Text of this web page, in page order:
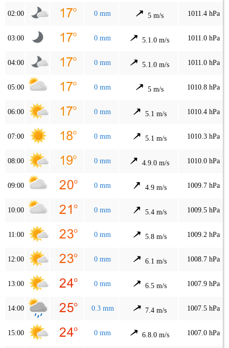
02:00 0 mm 5 m/s 1011.4 hPa
03:00 0 mm 5.1.0 m/s 1011.0 hPa
04:00 0 mm 5.1.0 m/s 1011.0 hPa
05:00 0 mm 5 m/s 1010.8 hPa
06:00 0 mm 5.1 m/s 1010.4 hPa
07:00 0 mm 5.1 m/s 1010.3 hPa
08:00 0 mm 4.9.0 m/s 1010.0 hPa
09:00 0 mm 4.9 m/s 1009.7 hPa
10:00 0 mm 5.4 m/s 1009.5 hPa
11:00 0 mm 5.8 m/s 1009.2 hPa
12:00 0 mm 6.1 m/s 1008.7 hPa
13:00 0 mm 6.5 m/s 1007.9 hPa
14:00 0.3 mm 7.4 m/s 1007.5 hPa
15:00 0 mm 6.8.0 m/s 1007.0 hPa